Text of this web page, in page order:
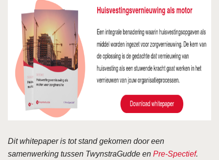
Dit whitepaper is tot stand gekomen door een
samenwerking tussen TwynstraGudde en Pre-Spectief.